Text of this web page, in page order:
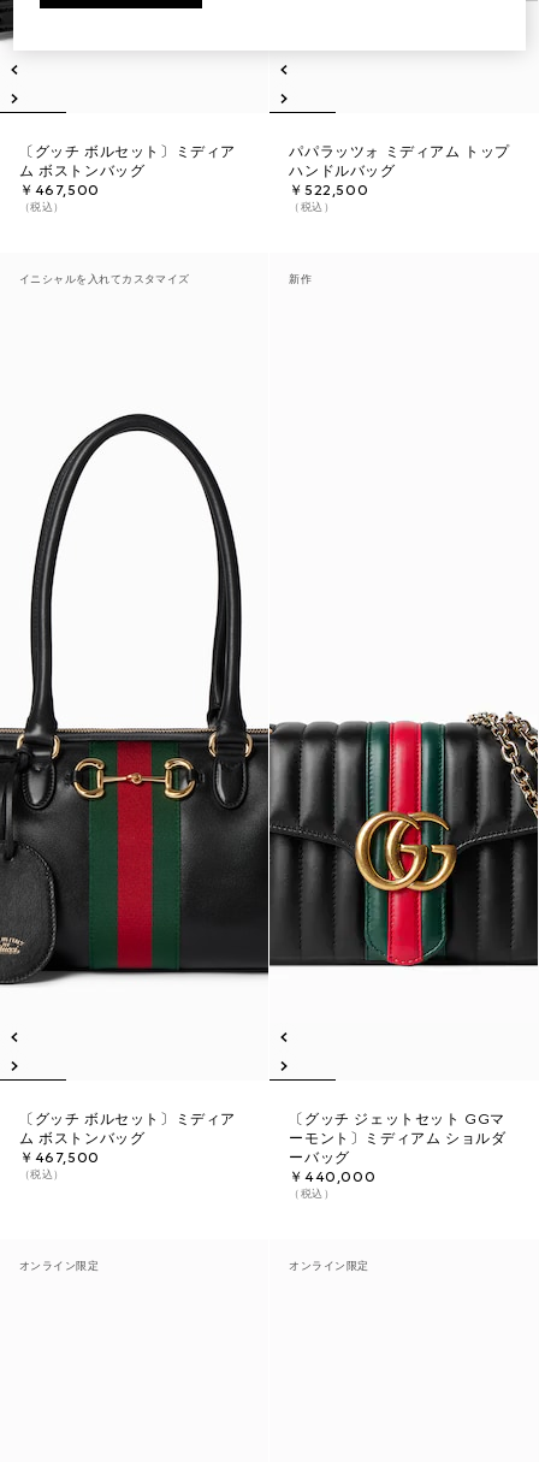
〔グッチ ボルセット〕ミディア
ム ボストンバッグ
￥467,500
（税込）
パパラッツォ ミディアム トップ
ハンドルバッグ
￥522,500
（税込）
イニシャルを入れてカスタマイズ
〔グッチ ボルセット〕ミディア
ム ボストンバッグ
￥467,500
（税込）
新作
〔グッチ ジェットセット GGマ
ーモント〕ミディアム ショルダ
ーバッグ
￥440,000
（税込）
オンライン限定 オンライン限定